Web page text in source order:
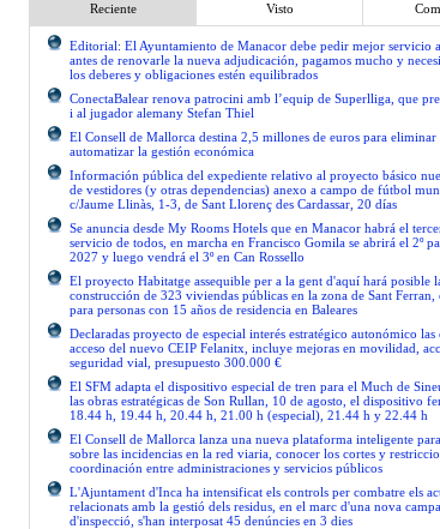
Reciente Visto
Editorial: El Ayuntamiento de Manacor debe pedir mejor servicio
antes de renovarle la nueva adjudicación, pagamos mucho y
los deberes y obligaciones estén equilibrados
ConectaBalear renova patrocini amb l’equip de Superlliga, que
i al jugador alemany Stefan Thiel
El Consell de Mallorca destina 2,5 millones de euros para
automatizar la gestión económica
Información pública del expediente relativo al proyecto básico
de vestidores (y otras dependencias) anexo a campo de fútbol
c/Jaume Llinàs, 1-3, de Sant Llorenç des Cardassar, 20 días
Se anuncia desde My Rooms Hotels que en Manacor habrá el
servicio de todos, en marcha en Francisco Gomila se abrirá el 2º
2027 y luego vendrá el 3º en Can Rossello
El proyecto Habitatge assequible per a la gent d'aquí hará posible
construcción de 323 viviendas públicas en la zona de Sant Ferran,
para personas con 15 años de residencia en Baleares
Declaradas proyecto de especial interés estratégico autonómico las
acceso del nuevo CEIP Felanitx, incluye mejoras en movilidad,
seguridad vial, presupuesto 300.000 €
El SFM adapta el dispositivo especial de tren para el Much de
las obras estratégicas de Son Rullan, 10 de agosto, el dispositivo
18.44 h, 19.44 h, 20.44 h, 21.00 h (especial), 21.44 h y 22.44 h
El Consell de Mallorca lanza una nueva plataforma inteligente
sobre las incidencias en la red viaria, conocer los cortes y
coordinación entre administraciones y servicios públicos
L'Ajuntament d'Inca ha intensificat els controls per combatre els
relacionats amb la gestió dels residus, en el marc d'una nova
d'inspecció, s'han interposat 45 denúncies en 3 dies